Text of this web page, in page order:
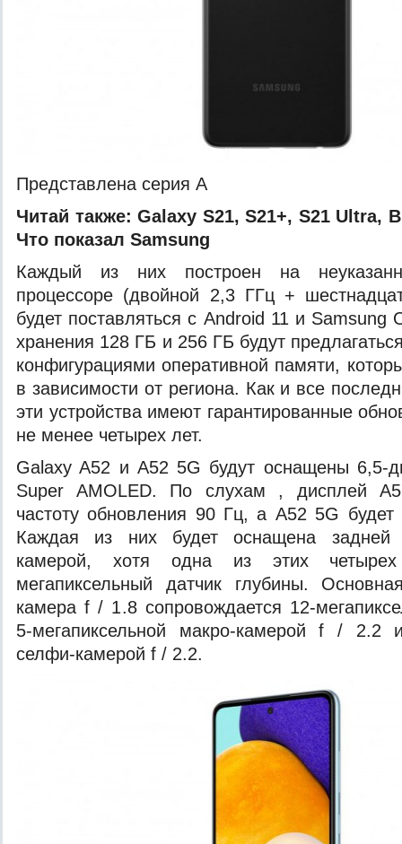
Представлена серия A
Читай также: Galaxy S21, S21+, S21 Ultra,
Что показал Samsung
Каждый из них построен на
процессоре (двойной 2,3 ГГц +
будет поставляться с Android 11 и
хранения 128 ГБ и 256 ГБ будут
конфигурациями оперативной памяти,
в зависимости от региона. Как и все
эти устройства имеют гарантированные
не менее четырех лет.
Galaxy A52 и A52 5G будут оснащены 6,5-
Super AMOLED. По слухам , дисплей
частоту обновления 90 Гц, а A52 5G
Каждая из них будет оснащена задней
камерой, хотя одна из этих
мегапиксельный датчик глубины.
камера f / 1.8 сопровождается 12-
5-мегапиксельной макро-камерой f / 2.2 и
селфи-камерой f / 2.2.